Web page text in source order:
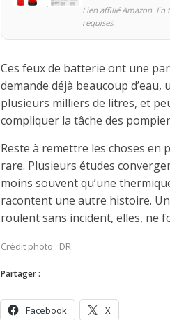
Lien affilié Amazon.
requises.
Ces feux de batterie ont une
demande déjà beaucoup
plusieurs milliers de litres, et
compliquer la tâche des
Reste à remettre les choses en
rare. Plusieurs études
moins souvent qu’une
racontent une autre histoire.
roulent sans incident, elles, ne
Crédit photo : DR
Partager :
Facebook X